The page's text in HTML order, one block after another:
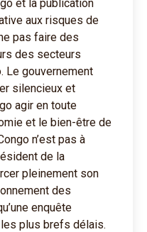
et la publication
aux risques de
pas faire des
des secteurs
Le gouvernement
silencieux et
agir en toute
et le bien-être de
n’est pas à
de la
pleinement son
des
enquête
plus brefs délais.